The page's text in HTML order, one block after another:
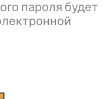
пароля будет